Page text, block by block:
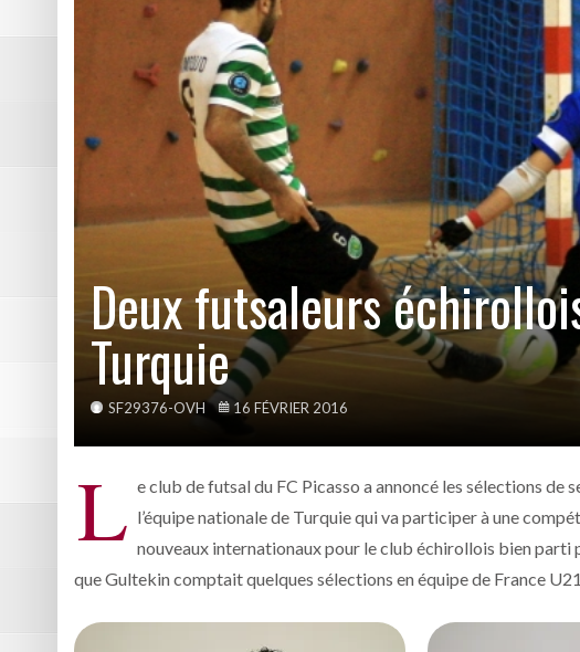
Pôle Sud 38 tient sa victoire ! - 15
Résumé vidéo Picasso – Bastia (6-2) -
2ème victoire de la saison pour Picasso
Les photos de Picasso – Bastia - 13
Résumé vidéo Echirolles – Ain Sud -
Deux futsaleurs
Turquie
SF29376-OVH 16 FÉVRIER 2016
L e club de futsal du FC Picasso a annoncé les sélections
l’équipe nationale de Turquie qui va participer à une
nouveaux internationaux pour le club échirollois bien parti
que Gultekin comptait quelques sélections en équipe de France